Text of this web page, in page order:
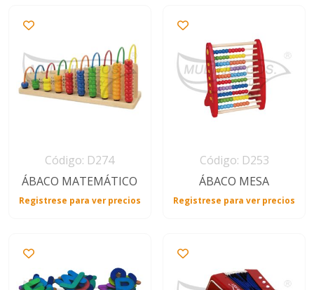
de
patio
Productos
para
Psicomotricidad
Regalos
Código: D274
ÁBACO MATEMÁTICO
Registrese para ver precios
Código: D253
ÁBACO MESA
Registrese para ver precios